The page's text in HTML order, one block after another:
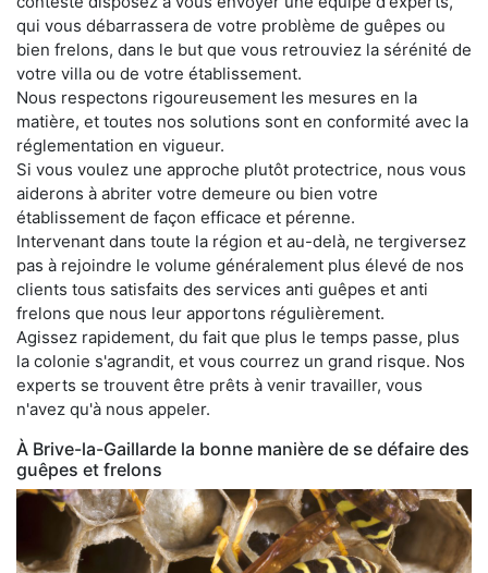
qui vous débarrassera de votre problème de guêpes ou
bien frelons, dans le but que vous retrouviez la sérénité de
votre villa ou de votre établissement.
Nous respectons rigoureusement les mesures en la
matière, et toutes nos solutions sont en conformité avec la
réglementation en vigueur.
Si vous voulez une approche plutôt protectrice, nous vous
aiderons à abriter votre demeure ou bien votre
établissement de façon efficace et pérenne.
Intervenant dans toute la région et au-delà, ne tergiversez
pas à rejoindre le volume généralement plus élevé de nos
clients tous satisfaits des services anti guêpes et anti
frelons que nous leur apportons régulièrement.
Agissez rapidement, du fait que plus le temps passe, plus
la colonie s'agrandit, et vous courrez un grand risque. Nos
experts se trouvent être prêts à venir travailler, vous
n'avez qu'à nous appeler.
À Brive-la-Gaillarde la bonne manière de se défaire des
guêpes et frelons